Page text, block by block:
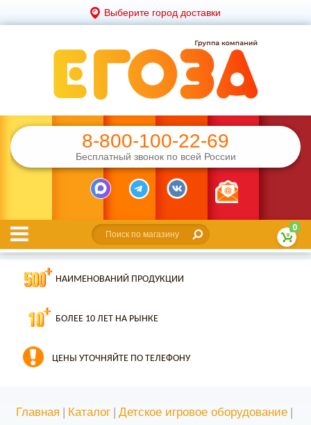
Выберите город доставки
8-800-100-22-69
Бесплатный звонок по всей России
0
НАИМЕНОВАНИЙ ПРОДУКЦИИ
БОЛЕЕ 10 ЛЕТ НА РЫНКЕ
ЦЕНЫ УТОЧНЯЙТЕ ПО ТЕЛЕФОНУ
Главная | Каталог | Детское игровое оборудование |